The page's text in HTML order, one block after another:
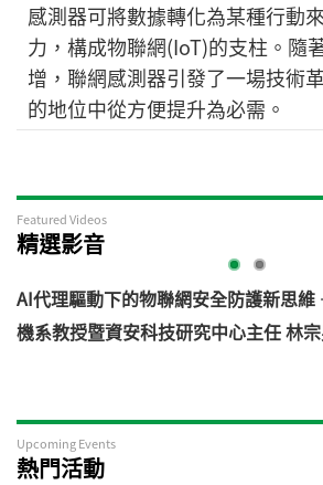
感測器可將數據轉化為某種行動
力，構成物聯網(IoT)的支柱。隨
增，聯網感測器引發了一場技術
的地位中從方便提升為必需。
Featured Videos
精選影音
AI代理驅動下的物聯網安全防護新思
機系教授暨資安科技研究中心主任 林
Upcoming Events
熱門活動